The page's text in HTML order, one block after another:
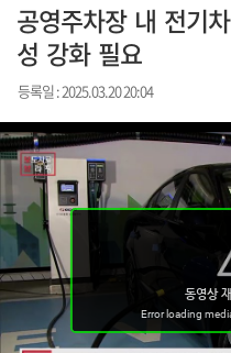
공영주차장 내 전기
성 강화 필요
등록일 : 2025.03.20 20:04